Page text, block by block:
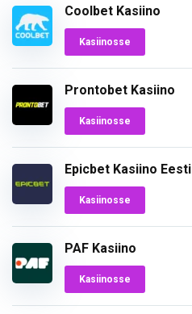
Coolbet Kasiino
Kasiinosse
Prontobet Kasiino
Kasiinosse
Epicbet Kasiino Eesti
Kasiinosse
PAF Kasiino
Kasiinosse